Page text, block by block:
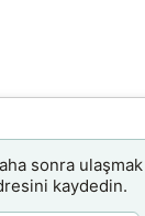
sonra
kaydedin.